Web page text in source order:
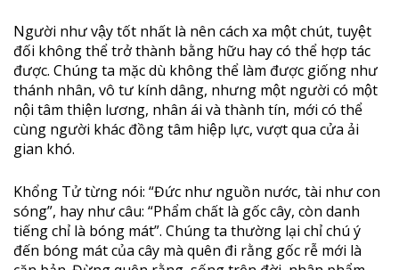
Người như vậy tốt nhất là nên cách xa một chút, tuyệt
đối không thể trở thành bằng hữu hay có thể hợp tác
được. Chúng ta mặc dù không thể làm được giống như
thánh nhân, vô tư kính dâng, nhưng một người có một
nội tâm thiện lương, nhân ái và thành tín, mới có thể
cùng người khác đồng tâm hiệp lực, vượt qua cửa ải
gian khó.
Khổng Tử từng nói: “Đức như nguồn nước, tài như con
sóng”, hay như câu: “Phẩm chất là gốc cây, còn danh
tiếng chỉ là bóng mát”. Chúng ta thường lại chỉ chú ý
đến bóng mát của cây mà quên đi rằng gốc rễ mới là